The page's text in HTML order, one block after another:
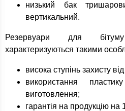
низький бак
вертикальний.
Резервуари для
характеризуються такими
висока ступінь захисту
використання
виготовлення;
гарантія на продукцію на